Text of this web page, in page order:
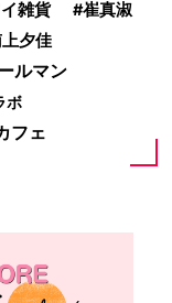
雑貨
崔真淑
夕佳
ルマン
ボ
フェ